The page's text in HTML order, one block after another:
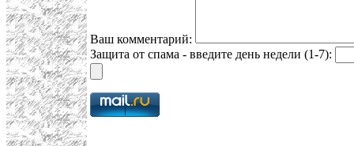
Ваш комментарий:
Защита от спама - введите день недели (1-7):